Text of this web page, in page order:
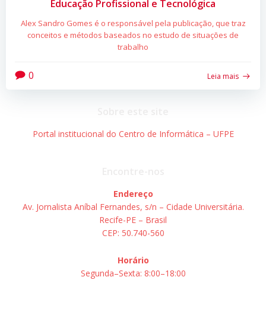
Educação Profissional e Tecnológica
Alex Sandro Gomes é o responsável pela publicação, que traz
conceitos e métodos baseados no estudo de situações de
trabalho
0 Leia mais
Portal institucional do Centro de Informática – UFPE
Endereço
Av. Jornalista Aníbal Fernandes, s/n – Cidade Universitária.
Recife-PE – Brasil
CEP: 50.740-560
Horário
Segunda–Sexta: 8:00–18:00